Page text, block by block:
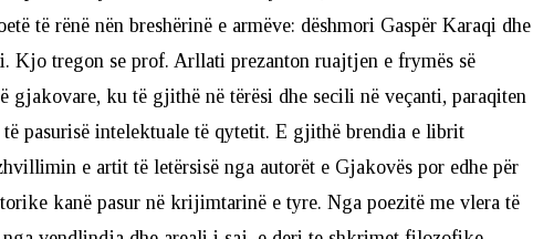
të rënë nën breshërinë e armëve: dëshmori Gaspër Karaqi dhe
Kjo tregon se prof. Arllati prezanton ruajtjen e frymës së
gjakovare, ku të gjithë në tërësi dhe secili në veçanti, paraqiten
pasurisë intelektuale të qytetit. E gjithë brendia e librit
e artit të letërsisë nga autorët e Gjakovës por edhe për
kanë pasur në krijimtarinë e tyre. Nga poezitë me vlera të